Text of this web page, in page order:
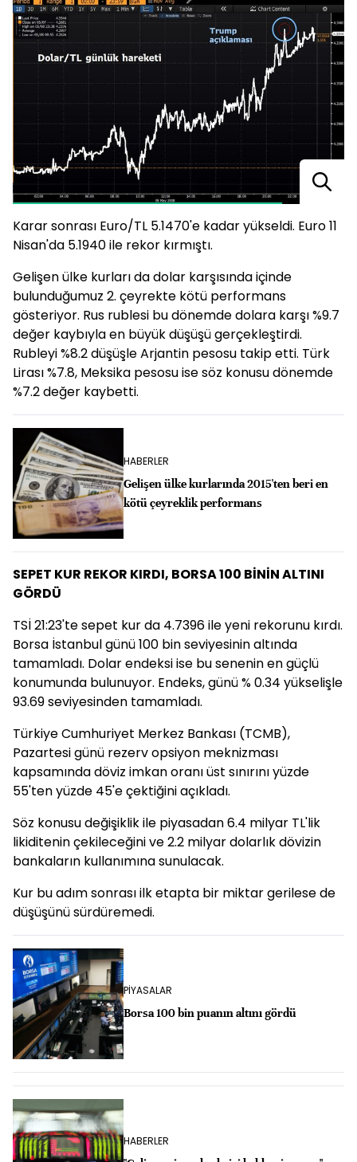
Karar sonrası Euro/TL 5.1470'e kadar yükseldi. Euro 11
Nisan'da 5.1940 ile rekor kırmıştı.
Gelişen ülke kurları da dolar karşısında içinde
bulunduğumuz 2. çeyrekte kötü performans
gösteriyor. Rus rublesi bu dönemde dolara karşı %9.7
değer kaybıyla en büyük düşüşü gerçekleştirdi.
Rubleyi %8.2 düşüşle Arjantin pesosu takip etti. Türk
Lirası %7.8, Meksika pesosu ise söz konusu dönemde
%7.2 değer kaybetti.
HABERLER
Gelişen ülke kurlarında 2015'ten beri en
kötü çeyreklik performans
SEPET KUR REKOR KIRDI, BORSA 100 BİNİN ALTINI
GÖRDÜ
TSİ 21:23'te sepet kur da 4.7396 ile yeni rekorunu kırdı.
Borsa İstanbul günü 100 bin seviyesinin altında
tamamladı. Dolar endeksi ise bu senenin en güçlü
konumunda bulunuyor. Endeks, günü % 0.34 yükselişle
93.69 seviyesinden tamamladı.
Türkiye Cumhuriyet Merkez Bankası (TCMB),
Pazartesi günü rezerv opsiyon meknizması
kapsamında döviz imkan oranı üst sınırını yüzde
55'ten yüzde 45'e çektiğini açıkladı.
Söz konusu değişiklik ile piyasadan 6.4 milyar TL'lik
likiditenin çekileceğini ve 2.2 milyar dolarlık dövizin
bankaların kullanımına sunulacak.
Kur bu adım sonrası ilk etapta bir miktar gerilese de
düşüşünü sürdüremedi.
PİYASALAR
Borsa 100 bin puanın altını gördü
HABERLER